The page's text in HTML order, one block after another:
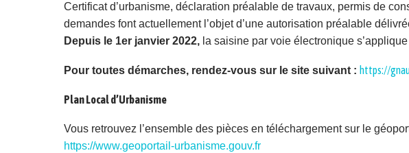
Certificat d’urbanisme, déclaration préalable de travaux, permis de
demandes font actuellement l’objet d’une autorisation préalable
Depuis le 1er janvier 2022, la saisine par voie électronique
Pour toutes démarches, rendez-vous sur le site suivant : https://
Plan Local d’Urbanisme
Vous retrouvez l’ensemble des pièces en téléchargement sur le
https://www.geoportail-urbanisme.gouv.fr